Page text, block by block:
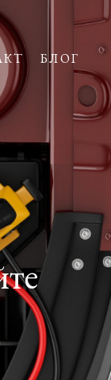
БЛОГ